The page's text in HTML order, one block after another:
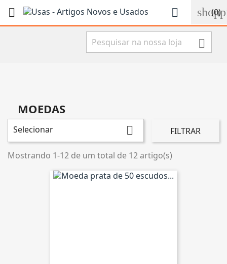
 (0)


MOEDAS
Selecionar  FILTRAR
Mostrando 1-12 de um total de 12 artigo(s)